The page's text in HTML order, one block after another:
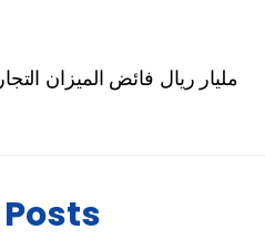
20 مليار ريال فائض الميزان